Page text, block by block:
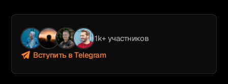
1k+ участников
Вступить в Telegram